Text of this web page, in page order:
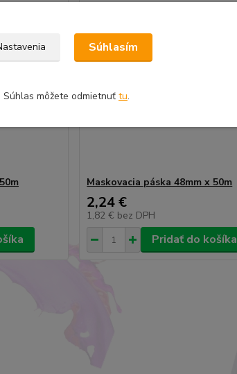
Maskovacia páska 48mm x 50m
2,24 €
1,82 € bez DPH
Pridať do košíka
Súhlasím
Súhlas môžete odmietnuť tu.